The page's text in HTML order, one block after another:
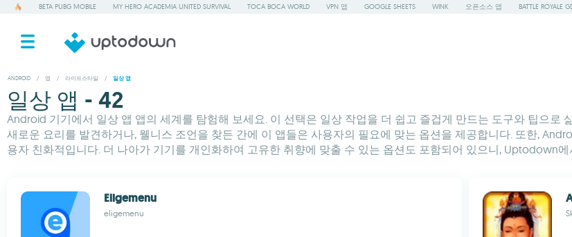
BETA PUBG MOBILE MY HERO ACADEMIA UNITED SURVIVAL TOCA BOCA WORLD VPN 앱 GOOGLE SHEETS WINK 오픈소스 앱 BATTLE ROYALE
ANDROID / 앱 / 라이프스타일 / 일상 앱
일상 앱 - 42
Android 기기에서 일상 앱 앱의 세계를 탐험해 보세요. 이 선택은 일상 작업을 더 쉽고 즐겁게 만드는 도구와 팁으로
새로운 요리를 발견하거나, 웰니스 조언을 찾든 간에 이 앱들은 사용자의 필요에 맞는 옵션을 제공합니다. 또한,
용자 친화적입니다. 더 나아가 기기를 개인화하여 고유한 취향에 맞출 수 있는 옵션도 포함되어 있으니, Uptodown
Eligemenu
eligemenu